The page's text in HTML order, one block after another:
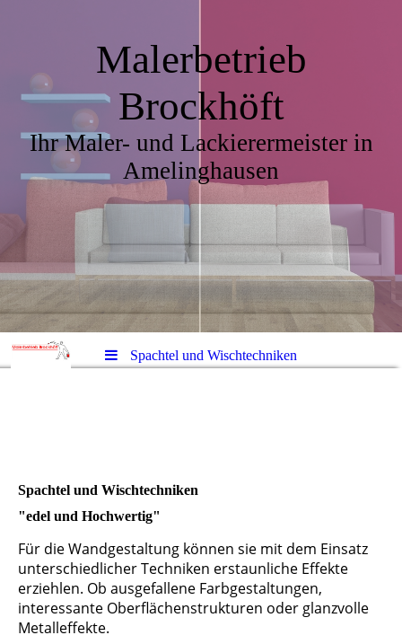
Malerbetrieb
Brockhöft
Ihr Maler- und Lackierermeister in
Amelinghausen
Spachtel und Wischtechniken
Spachtel und Wischtechniken
"edel und Hochwertig"
Für die Wandgestaltung können sie mit dem Einsatz
unterschiedlicher Techniken erstaunliche Effekte
erziehlen. Ob ausgefallene Farbgestaltungen,
interessante Oberflächenstrukturen oder glanzvolle
Metalleffekte.